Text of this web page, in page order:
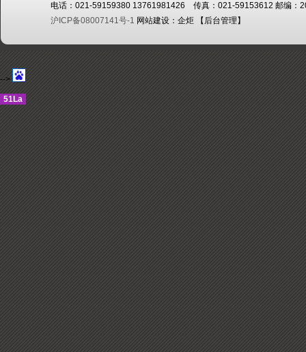
电话：021-59159380 13761981426 传真：021-59153612 邮编：
沪ICP备08007141号-1 网站建设： 企炬 【 后台管理 】
-->
51La